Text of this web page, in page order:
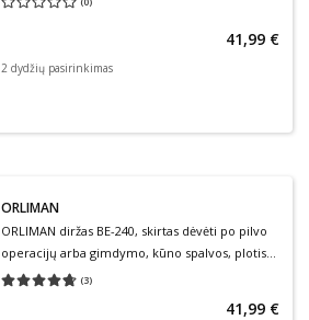
Vidutinis įvertinimas 0.00
41,99 €
2 dydžių pasirinkimas
ORLIMAN
ORLIMAN diržas BE-240, skirtas dėvėti po pilvo
operacijų arba gimdymo, kūno spalvos, plotis
24 cm, 1 vnt. (3)
Vidutinis įvertinimas 4.67
41,99 €